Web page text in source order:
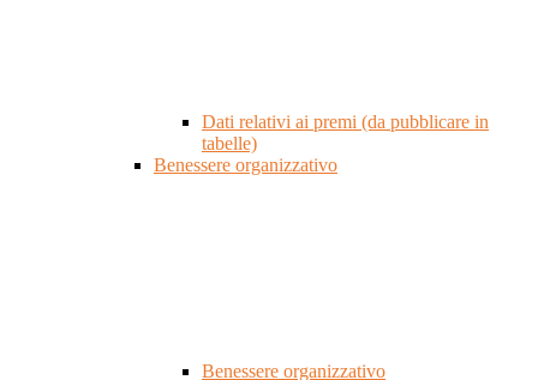
Dati relativi ai premi (da pubblicare in
tabelle)
Benessere organizzativo
Benessere organizzativo